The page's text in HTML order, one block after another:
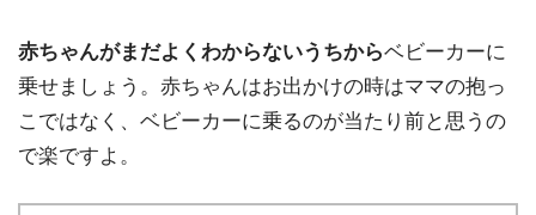
赤ちゃんがまだよくわからないうちからベビーカーに
乗せましょう。赤ちゃんはお出かけの時はママの抱っ
こではなく、ベビーカーに乗るのが当たり前と思うの
で楽ですよ。